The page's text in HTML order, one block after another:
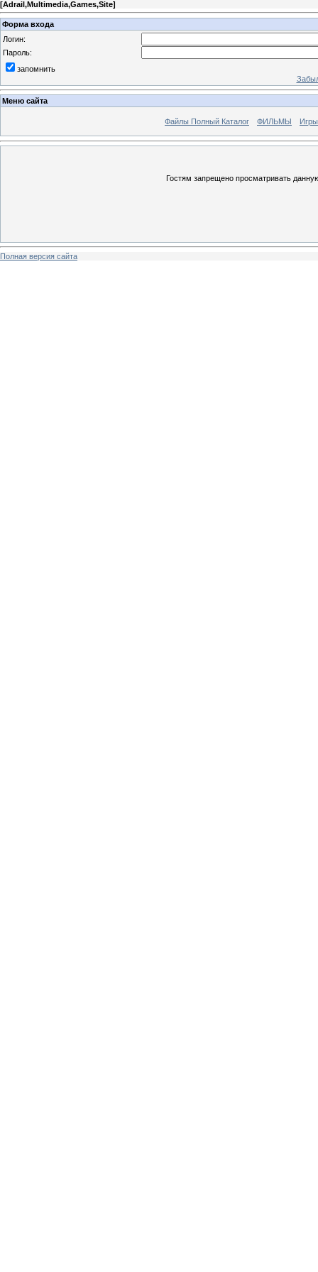
[Adrail,Multimedia,Games,Site]
Форма входа
Логин:
Пароль:
запомнить
Меню сайта
Файлы Полный Каталог ФИЛЬМЫ
Гостям запрещено просматривать
Полная версия сайта